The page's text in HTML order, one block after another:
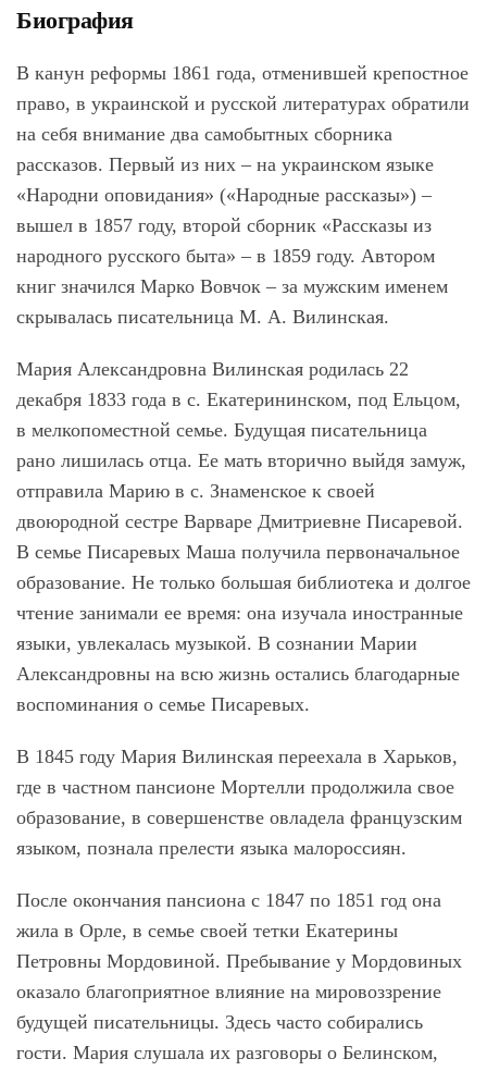
Биография
В канун реформы 1861 года, отменившей крепостное
право, в украинской и русской литературах обратили
на себя внимание два самобытных сборника
рассказов. Первый из них – на украинском языке
«Народни оповидания» («Народные рассказы») –
вышел в 1857 году, второй сборник «Рассказы из
народного русского быта» – в 1859 году. Автором
книг значился Марко Вовчок – за мужским именем
скрывалась писательница М. А. Вилинская.
Мария Александровна Вилинская родилась 22
декабря 1833 года в с. Екатерининском, под Ельцом,
в мелкопоместной семье. Будущая писательница
рано лишилась отца. Ее мать вторично выйдя замуж,
отправила Марию в с. Знаменское к своей
двоюродной сестре Варваре Дмитриевне Писаревой.
В семье Писаревых Маша получила первоначальное
образование. Не только большая библиотека и долгое
чтение занимали ее время: она изучала иностранные
языки, увлекалась музыкой. В сознании Марии
Александровны на всю жизнь остались благодарные
воспоминания о семье Писаревых.
В 1845 году Мария Вилинская переехала в Харьков,
где в частном пансионе Мортелли продолжила свое
образование, в совершенстве овладела французским
языком, познала прелести языка малороссиян.
После окончания пансиона с 1847 по 1851 год она
жила в Орле, в семье своей тетки Екатерины
Петровны Мордовиной. Пребывание у Мордовиных
оказало благоприятное влияние на мировоззрение
будущей писательницы. Здесь часто собирались
гости. Мария слушала их разговоры о Белинском,